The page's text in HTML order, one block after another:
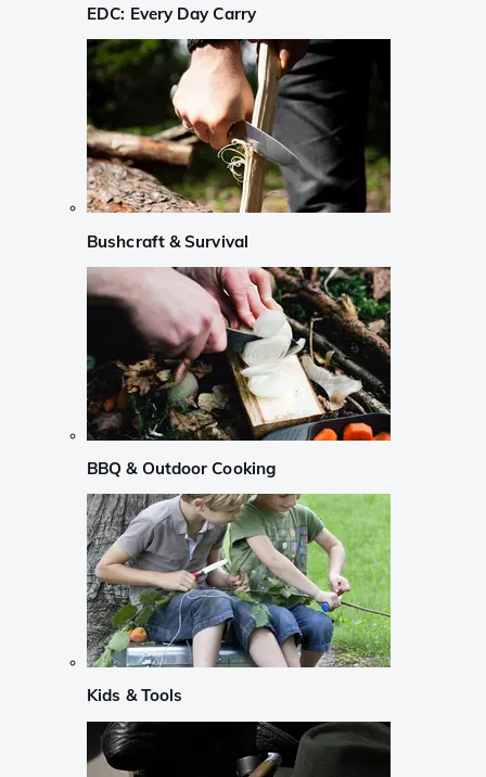
EDC: Every Day Carry
Bushcraft & Survival
BBQ & Outdoor Cooking
Kids & Tools